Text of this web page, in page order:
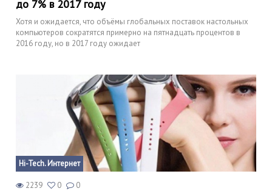
до 7% в 2017 году
Хотя и ожидается, что объёмы глобальных поставок настольных
компьютеров сократятся примерно на пятнадцать процентов в
2016 году, но в 2017 году ожидает
Hi-Tech. Интернет
2239 0 0